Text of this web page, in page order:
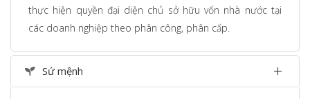
thực hiện quyền đại diện chủ sở hữu vốn nhà nước tại
các doanh nghiệp theo phân công, phân cấp.
Sứ mệnh